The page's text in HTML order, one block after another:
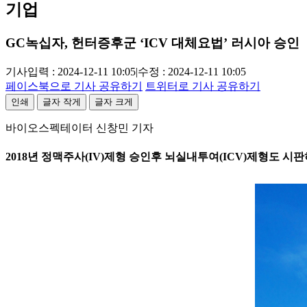
기업
GC녹십자, 헌터증후군 ‘ICV 대체요법’ 러시아 승인
기사입력 : 2024-12-11 10:05|수정 : 2024-12-11 10:05
페이스북으로 기사 공유하기
트위터로 기사 공유하기
인쇄 글자 작게 글자 크게
바이오스펙테이터 신창민 기자
2018년 정맥주사(IV)제형 승인후 뇌실내투여(ICV)제형도 시판